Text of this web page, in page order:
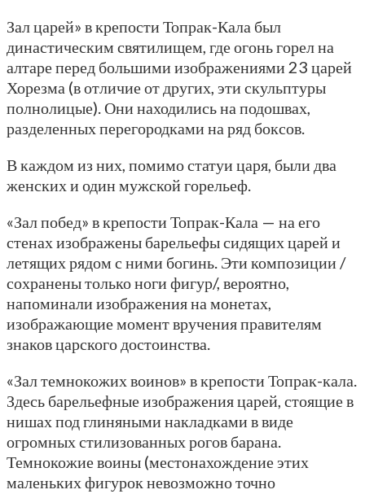
Зал царей» в крепости Топрак-Кала был
династическим святилищем, где огонь горел на
алтаре перед большими изображениями 23 царей
Хорезма (в отличие от других, эти скульптуры
полнолицые). Они находились на подошвах,
разделенных перегородками на ряд боксов.
В каждом из них, помимо статуи царя, были два
женских и один мужской горельеф.
«Зал побед» в крепости Топрак-Кала — на его
стенах изображены барельефы сидящих царей и
летящих рядом с ними богинь. Эти композиции /
сохранены только ноги фигур/, вероятно,
напоминали изображения на монетах,
изображающие момент вручения правителям
знаков царского достоинства.
«Зал темнокожих воинов» в крепости Топрак-кала.
Здесь барельефные изображения царей, стоящие в
нишах под глиняными накладками в виде
огромных стилизованных рогов барана.
Темнокожие воины (местонахождение этих
маленьких фигурок невозможно точно